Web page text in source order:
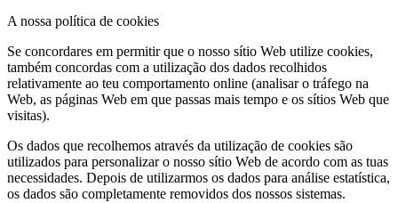
A nossa política de cookies
Se concordares em permitir que o nosso sítio Web utilize cookies,
também concordas com a utilização dos dados recolhidos
relativamente ao teu comportamento online (analisar o tráfego na
Web, as páginas Web em que passas mais tempo e os sítios Web que
visitas).
Os dados que recolhemos através da utilização de cookies são
utilizados para personalizar o nosso sítio Web de acordo com as tuas
necessidades. Depois de utilizarmos os dados para análise estatística,
os dados são completamente removidos dos nossos sistemas.